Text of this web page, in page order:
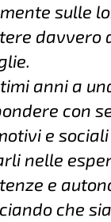
sulle
davvero
anni a
con
e
nelle
e
che